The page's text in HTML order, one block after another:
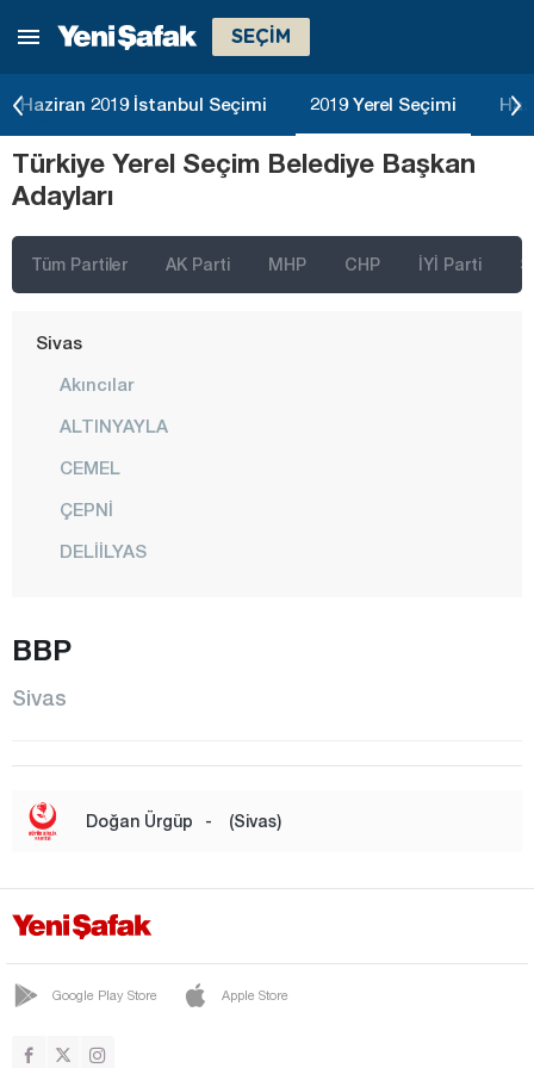
SEÇİM
Haziran 2019 İstanbul Seçimi 2019 Yerel Seçimi
Türkiye Yerel Seçim Belediye Başkan
Adayları
Tüm Partiler AK Parti MHP CHP İYİ Parti
Ordu
Sakarya
Samsun
Sinop
Sivas
Akıncılar
ALTINYAYLA
CEMEL
ÇEPNİ
DELİİLYAS
HAFİK
İMRANLI
KANGAL
KOYULHİSAR
MERKEZ
BBP
Sivas
Doğan Ürgüp - (Sivas)
Google Play Store Apple Store